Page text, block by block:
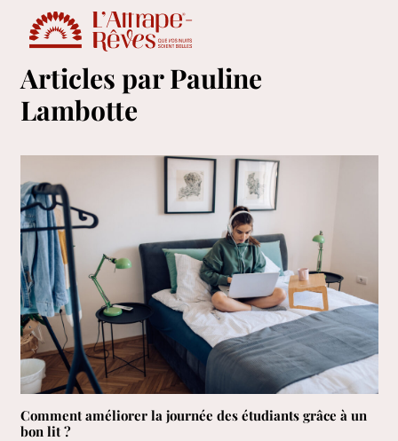
Articles par Pauline
Lambotte
Comment améliorer la journée des étudiants grâce à un
bon lit ?